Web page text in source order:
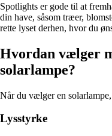
Spotlights er gode til at
din have, såsom træer,
rette lyset derhen, hvor du
Hvordan vælger
solarlampe?
Når du vælger en
Lysstyrke